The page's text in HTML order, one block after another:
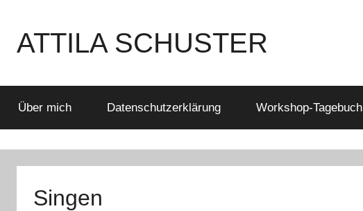
springen
ATTILA SCHUSTER
bleibt
spannend
Über mich Datenschutzerklärung Workshop-Tagebuch
Singen